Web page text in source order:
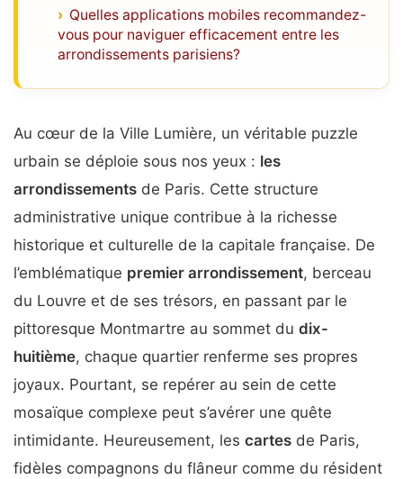
Quelles applications mobiles recommandez-
vous pour naviguer efficacement entre les
arrondissements parisiens?
Au cœur de la Ville Lumière, un véritable puzzle
urbain se déploie sous nos yeux : les
arrondissements de Paris. Cette structure
administrative unique contribue à la richesse
historique et culturelle de la capitale française. De
l’emblématique premier arrondissement, berceau
du Louvre et de ses trésors, en passant par le
pittoresque Montmartre au sommet du dix-
huitième, chaque quartier renferme ses propres
joyaux. Pourtant, se repérer au sein de cette
mosaïque complexe peut s’avérer une quête
intimidante. Heureusement, les cartes de Paris,
fidèles compagnons du flâneur comme du résident